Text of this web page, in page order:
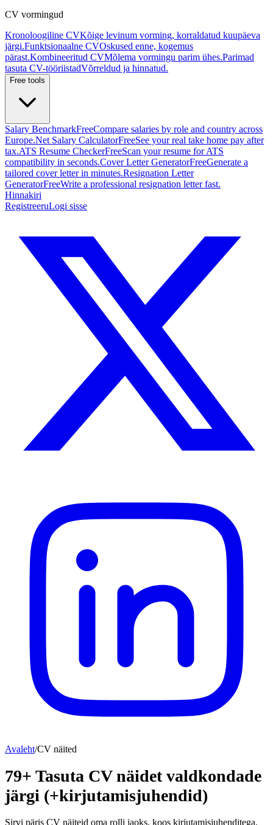
CV vormingud
Kronoloogiline CVKõige levinum vorming, korraldatud kuupäeva
järgi.Funktsionaalne CVOskused enne, kogemus
pärast.Kombineeritud CVMõlema vormingu parim ühes.Parimad
tasuta CV-tööriistadVõrreldud ja hinnatud.
Free tools
Salary BenchmarkFreeCompare salaries by role and country across
Europe.Net Salary CalculatorFreeSee your real take home pay after
tax.ATS Resume CheckerFreeScan your resume for ATS
compatibility in seconds.Cover Letter GeneratorFreeGenerate a
tailored cover letter in minutes.Resignation Letter
GeneratorFreeWrite a professional resignation letter fast.
Hinnakiri
RegistreeruLogi sisse
Avaleht/CV näited
79+ Tasuta CV näidet valdkondade
järgi (+kirjutamisjuhendid)
Sirvi päris CV näiteid oma rolli jaoks, koos kirjutamisjuhenditega.